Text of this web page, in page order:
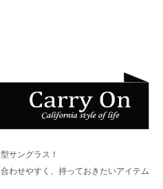
サングラス！
わせやすく、持っておきたいアイテム